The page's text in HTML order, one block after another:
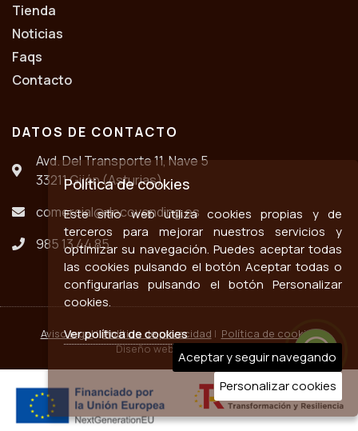
Tienda
Noticias
Faqs
Contacto
DATOS DE CONTACTO
Avd. Del Transporte 11, Nave 5
33211 Gijón (Asturias)
comercial@decovending.es
985 13 44 85
Aviso legal|Política de privacidad | Política de cookies
Diseño web ::
Política de cookies
Este sitio web utiliza cookies propias y de
terceros para mejorar nuestros servicios y
optimizar su navegación. Puedes aceptar todas
las cookies pulsando el botón Aceptar todas o
configurarlas pulsando el botón Personalizar
cookies.
Ver política de cookies
Aceptar y seguir navegando
Personalizar cookies